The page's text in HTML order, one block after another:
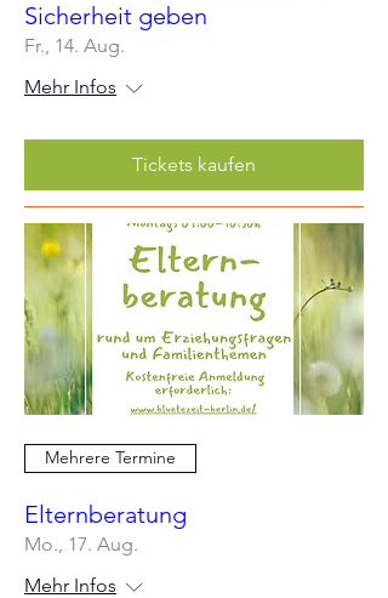
Sicherheit geben
Fr., 14. Aug.
Mehr Infos
Tickets kaufen
Mehrere Termine
Elternberatung
Mo., 17. Aug.
Mehr Infos